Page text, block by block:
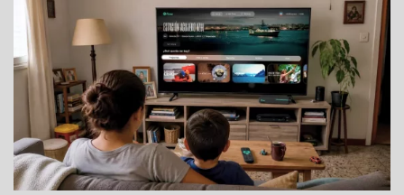
industria nacional y la producción de contenido de valor,
Personal anuncia una nueva alianza con el Consejo
Nacional de Investigaciones Científicas y Técnicas
(CONICET), para disponibilizar en el catálogo de Flow
producciones audiovisuales desarrolladas por
CONICET Documental.